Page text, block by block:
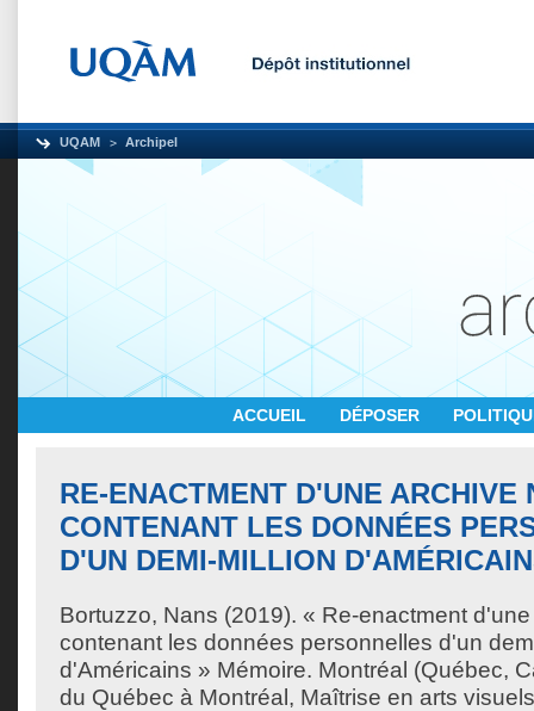
UQAM Archipel
ACCUEIL DÉPOSER
RE-ENACTMENT D'UNE ARCHIVE
CONTENANT LES DONNÉES
D'UN DEMI-MILLION
Bortuzzo, Nans (2019). « Re-enactment
contenant les données personnelles d'un
d'Américains » Mémoire. Montréal (Québec,
du Québec à Montréal, Maîtrise en arts